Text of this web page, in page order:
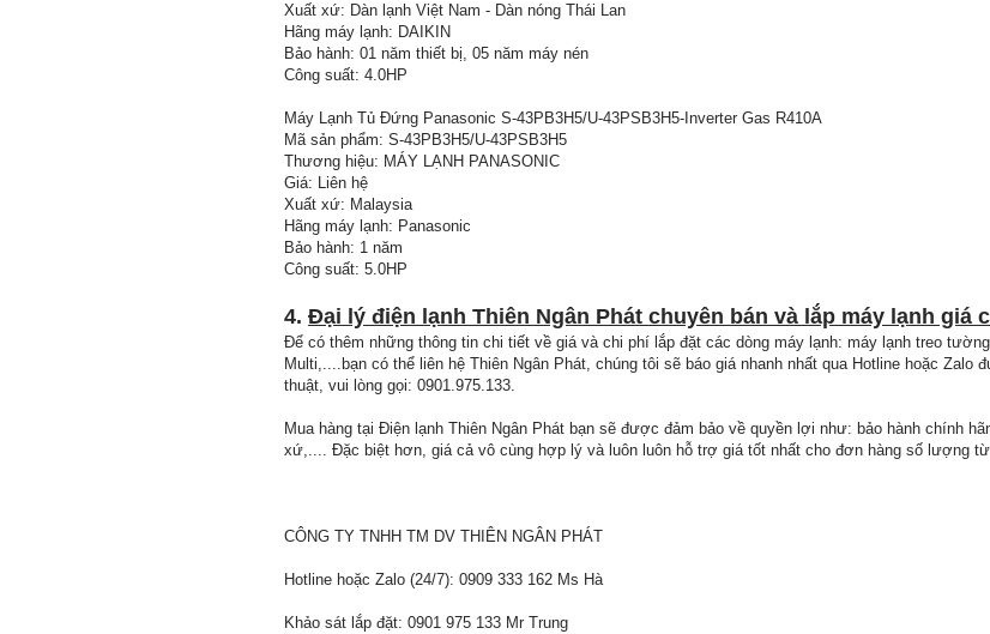
Xuất xứ: Dàn lạnh Việt Nam - Dàn nóng Thái Lan
Hãng máy lạnh: DAIKIN
Bảo hành: 01 năm thiết bị, 05 năm máy nén
Công suất: 4.0HP
Máy Lạnh Tủ Đứng Panasonic S-43PB3H5/U-43PSB3H5-Inverter Gas R410A
Mã sản phẩm: S-43PB3H5/U-43PSB3H5
Thương hiệu: MÁY LẠNH PANASONIC
Giá: Liên hệ
Xuất xứ: Malaysia
Hãng máy lạnh: Panasonic
Bảo hành: 1 năm
Công suất: 5.0HP
4. Đại lý điện lạnh Thiên Ngân Phát chuyên bán và lắp máy lạnh giá
Để có thêm những thông tin chi tiết về giá và chi phí lắp đặt các dòng máy lạnh: máy lạnh treo
Multi,....bạn có thể liên hệ Thiên Ngân Phát, chúng tôi sẽ báo giá nhanh nhất qua Hotline hoặc
thuật, vui lòng gọi: 0901.975.133.
Mua hàng tại Điện lạnh Thiên Ngân Phát bạn sẽ được đảm bảo về quyền lợi như: bảo hành chính
xứ,.... Đặc biệt hơn, giá cả vô cùng hợp lý và luôn luôn hỗ trợ giá tốt nhất cho đơn hàng số lượng
CÔNG TY TNHH TM DV THIÊN NGÂN PHÁT
Hotline hoặc Zalo (24/7): 0909 333 162 Ms Hà
Khảo sát lắp đặt: 0901 975 133 Mr Trung